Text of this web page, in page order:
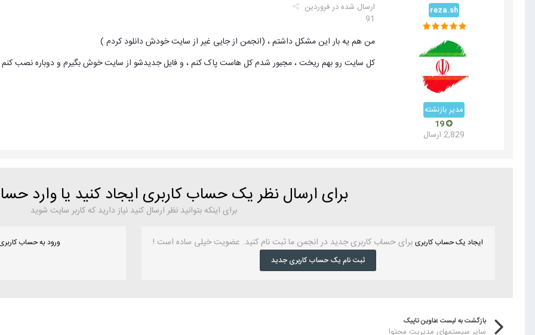
reza.sh
مدیر بازنشته
2,829 ارسال
ارسال شده درفروردین
91
من هم یه بار این مشکل داشتم ، (انجمن از جایی غیر از سایت خودش دانلود کردم )
کل سایت رو بهم ریخت ، مجبور شدم کل هاست پاک کنم ، و فایل جدیدشو از سایت خوش بگیرم و دوباره نصب
برای ارسال نظر یک حساب کاربری ایجاد کنید یا وارد
برای اینکه بتوانید نظر ارسال کنید نیاز دارید که کاربر سایت شوید
ایجاد یک حساب کاربری برای حساب کاربری جدید در انجمن ما ثبت نام کنید. عضویت خیلی ساده است !
ثبت نام یک حساب کاربری جدید
ورود به حساب
بازگشت به لیست عناوین تاپیک
سایر سیستمهای مدیریت محتوا